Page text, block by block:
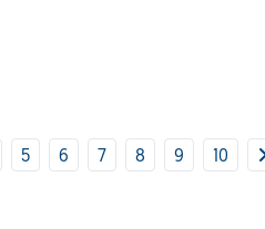
5 6 7 8 9 10